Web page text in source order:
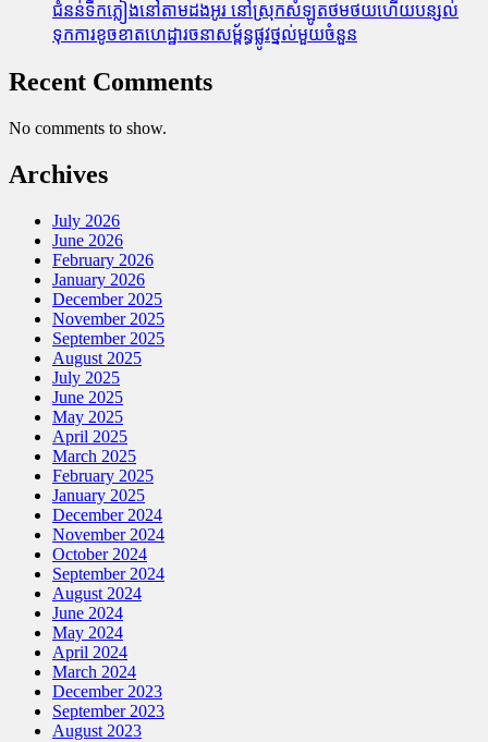
ជំនន់​ទឹកភ្លៀង​នៅ​តាម​ដងអូរ​ នៅ​ស្រុក​សំឡូត​ថមថយ​ហើយ​បន្សល់​
ទុក​ការ​ខូចខាត​ហេដ្ឋារចនាសម្ព័ន្ធ​ផ្លូវថ្នល់​មួយ​ចំនួន
Recent Comments
No comments to show.
Archives
July 2026
June 2026
February 2026
January 2026
December 2025
November 2025
September 2025
August 2025
July 2025
June 2025
May 2025
April 2025
March 2025
February 2025
January 2025
December 2024
November 2024
October 2024
September 2024
August 2024
June 2024
May 2024
April 2024
March 2024
December 2023
September 2023
August 2023